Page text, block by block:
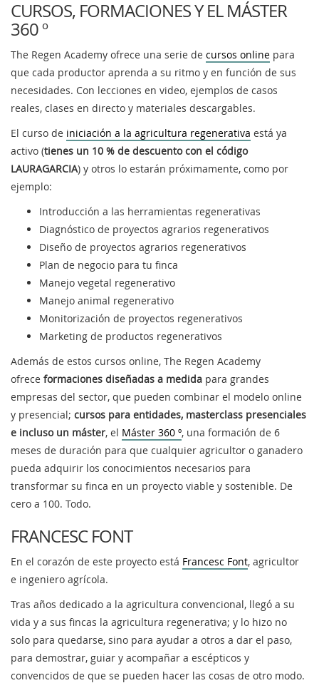
CURSOS, FORMACIONES Y EL MÁSTER
360 º
The Regen Academy ofrece una serie de cursos online para
que cada productor aprenda a su ritmo y en función de sus
necesidades. Con lecciones en video, ejemplos de casos
reales, clases en directo y materiales descargables.
El curso de iniciación a la agricultura regenerativa está ya
activo (tienes un 10 % de descuento con el código
LAURAGARCIA) y otros lo estarán próximamente, como por
ejemplo:
Introducción a las herramientas regenerativas
Diagnóstico de proyectos agrarios regenerativos
Diseño de proyectos agrarios regenerativos
Plan de negocio para tu finca
Manejo vegetal regenerativo
Manejo animal regenerativo
Monitorización de proyectos regenerativos
Marketing de productos regenerativos
Además de estos cursos online, The Regen Academy
ofrece formaciones diseñadas a medida para grandes
empresas del sector, que pueden combinar el modelo online
y presencial; cursos para entidades, masterclass presenciales
e incluso un máster, el Máster 360 º, una formación de 6
meses de duración para que cualquier agricultor o ganadero
pueda adquirir los conocimientos necesarios para
transformar su finca en un proyecto viable y sostenible. De
cero a 100. Todo.
FRANCESC FONT
En el corazón de este proyecto está Francesc Font, agricultor
e ingeniero agrícola.
Tras años dedicado a la agricultura convencional, llegó a su
vida y a sus fincas la agricultura regenerativa; y lo hizo no
solo para quedarse, sino para ayudar a otros a dar el paso,
para demostrar, guiar y acompañar a escépticos y
convencidos de que se pueden hacer las cosas de otro modo.